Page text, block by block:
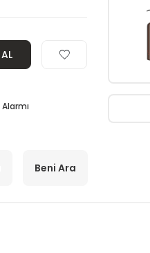
Beni Ara